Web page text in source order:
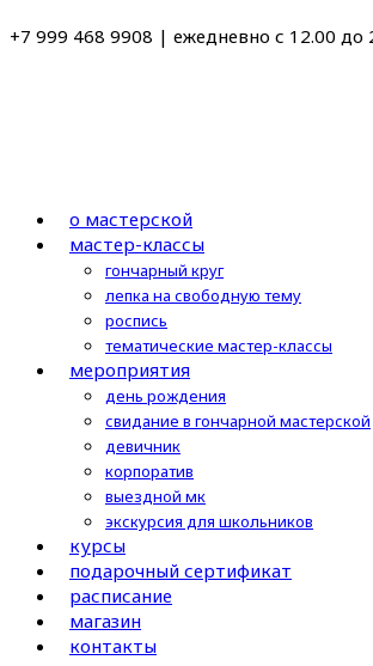
к
+7 999 468 9908 | ежедневно с 12.00
о мастерской
мастер-классы
гончарный круг
лепка на свободную тему
роспись
тематические мастер-классы
мероприятия
день рождения
свидание в гончарной мастерской
девичник
корпоратив
выездной мк
экскурсия для школьников
курсы
подарочный сертификат
расписание
магазин
контакты